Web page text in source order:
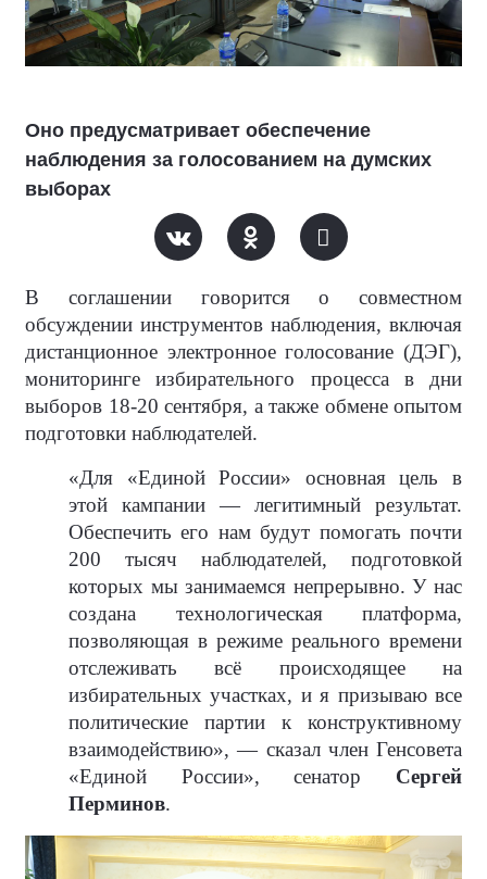
Оно предусматривает обеспечение
наблюдения за голосованием на думских
выборах
В соглашении говорится о совместном
обсуждении инструментов наблюдения, включая
дистанционное электронное голосование (ДЭГ),
мониторинге избирательного процесса в дни
выборов 18-20 сентября, а также обмене опытом
подготовки наблюдателей.
«Для «Единой России» основная цель в
этой кампании — легитимный результат.
Обеспечить его нам будут помогать почти
200 тысяч наблюдателей, подготовкой
которых мы занимаемся непрерывно. У нас
создана технологическая платформа,
позволяющая в режиме реального времени
отслеживать всё происходящее на
избирательных участках, и я призываю все
политические партии к конструктивному
взаимодействию», — сказал член Генсовета
«Единой России», сенатор Сергей
Перминов.